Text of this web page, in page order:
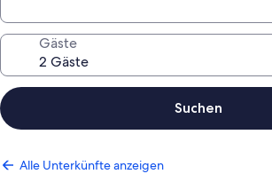
Gäste
Suchen
Alle Unterkünfte anzeigen